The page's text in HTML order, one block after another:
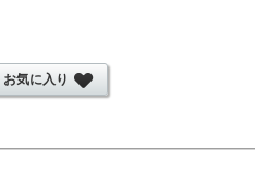
お気に入り